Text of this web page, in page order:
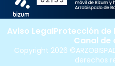
Copyright 2026
derechos
Aviso LegalProtección de
Canal de